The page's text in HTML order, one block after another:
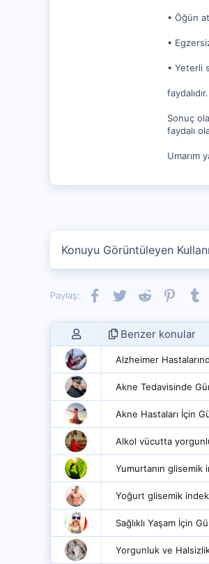
• Öğün
•
• Yeterli
Sonuç
faydalı
Umarım
Konuyu Görüntüleyen
Paylaş: Facebook
TwitterReddit
Benzer konular
Alzheimer
Akne Tedavisinde
Akne Hastaları İçin
Alkol vücutta
Yumurtanın glisemik
Yoğurt glisemik
Sağlıklı Yaşam İçin
Yorgunluk ve